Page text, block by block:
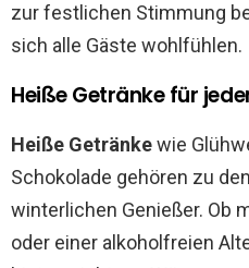
zur festlichen Stimmung
sich alle Gäste wohlfühlen.
Heiße Getränke für
Heiße Getränkewie
Schokolade gehören zu
winterlichen Genießer. Ob
oder einer alkoholfreien